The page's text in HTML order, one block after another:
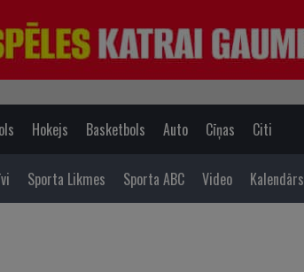
Hokejs Basketbols Auto Cīņas Citi
Sporta Likmes Sporta ABC Video Kalendārs